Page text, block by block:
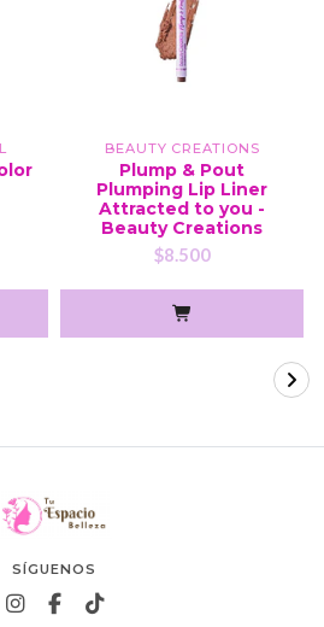
BEAUTY CREATIONS
Plump & Pout
Plumping Lip Liner
Attracted to you -
Beauty Creations
$8.500
SÍGUENOS